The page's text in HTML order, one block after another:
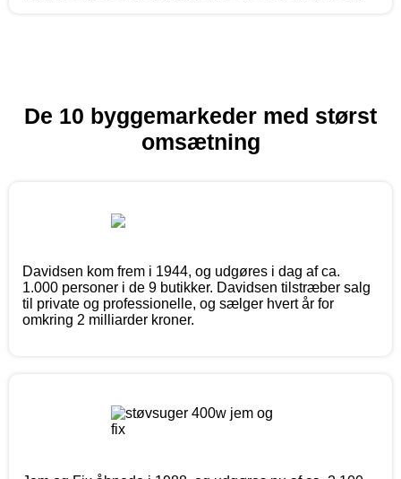
De 10 byggemarkeder med størst
omsætning
Davidsen kom frem i 1944, og udgøres i dag af ca.
1.000 personer i de 9 butikker. Davidsen tilstræber salg
til private og professionelle, og sælger hvert år for
omkring 2 milliarder kroner.